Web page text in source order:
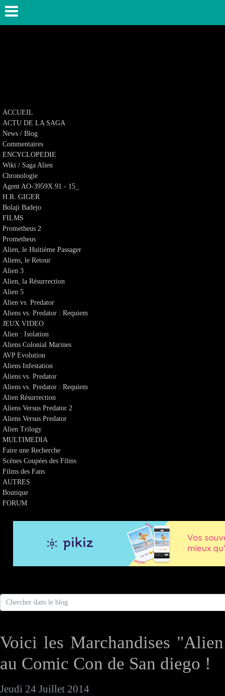
ACCUEIL
ACTU DE LA SAGA
News / Blog
Commentaires
ENCYCLOPEDIE
Wiki / Saga Alien
Chronologie
Agent AO-3959X.91 - 15_
H.R. GIGER
Bolaji Badejo
FILMS
Prometheus 2
Prometheus
Alien, le Huitième Passager
Aliens, le Retour
Alien 3
Alien, la Résurrection
Alien 5
Alien vs. Predator
Aliens vs. Predator : Requiem
JEUX VIDEO
Alien : Isolation
Aliens Colonial Marines
AVP Evolution
Aliens Infestation
Aliens vs. Predator
Aliens vs. Predator : Requiem
Alien Résurrection
Aliens Versus Predator 2
Aliens Versus Predator
Alien Trilogy
MULTIMEDIA
Faire une Recherche
Scènes Coupées des Films
Films des Fans
AUTRES
Boutique
FORUM
Voici les Marchandises
au Comic Con de San diego !
Jeudi 24 Juillet 2014